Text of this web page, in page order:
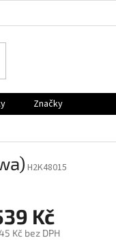
Značky
H2K48015
Kč
Kč bez DPH